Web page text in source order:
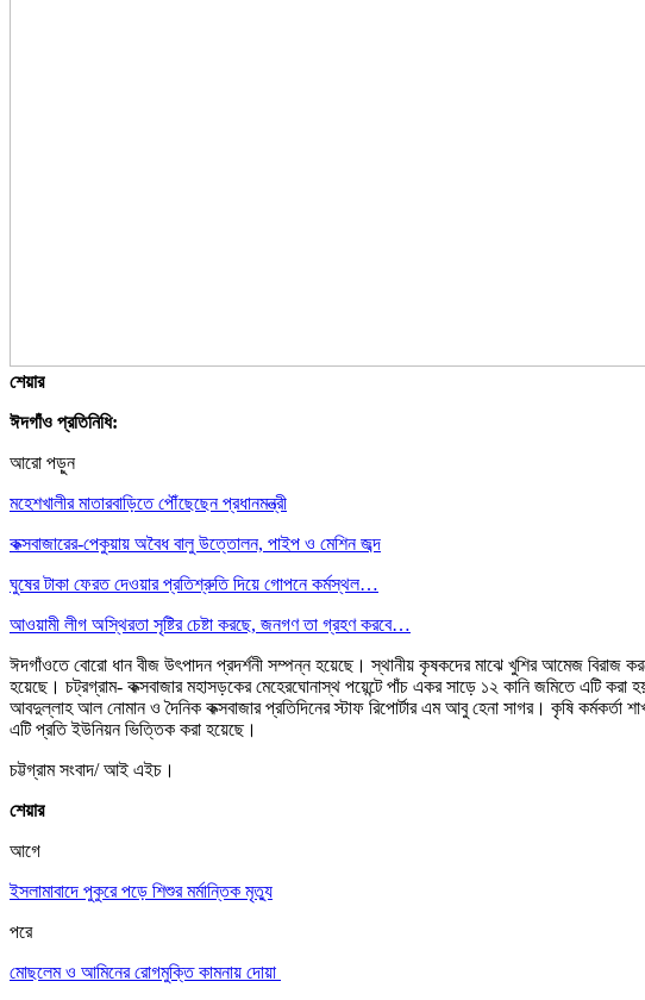
শেয়ার
ঈদগাঁও প্রতিনিধি:
আরো পড়ুন
মহেশখালীর মাতারবাড়িতে পৌঁছেছেন প্রধানমন্ত্রী
কক্সবাজারের-পেকুয়ায় অবৈধ বালু উত্তোলন, পাইপ ও মেশিন জব্দ
ঘুষের টাকা ফেরত দেওয়ার প্রতিশ্রুতি দিয়ে গোপনে কর্মস্থল…
আওয়ামী লীগ অস্থিরতা সৃষ্টির চেষ্টা করছে, জনগণ তা গ্রহণ করবে…
ঈদগাঁওতে বোরো ধান বীজ উৎপাদন প্রদর্শনী সম্পন্ন হয়েছে। স্থানীয় কৃষকদের মাঝে খুশির আমেজ বিরাজ
হয়েছে। চট্রগ্রাম- কক্সবাজার মহাসড়কের মেহেরঘোনাস্থ পয়েন্টে পাঁচ একর সাড়ে ১২ কানি জমিতে এটি
আবদুল্লাহ আল নোমান ও দৈনিক কক্সবাজার প্রতিদিনের স্টাফ রিপোর্টার এম আবু হেনা সাগর। কৃষি কর্মকর্তা
এটি প্রতি ইউনিয়ন ভিত্তিক করা হয়েছে।
চট্টগ্রাম সংবাদ/ আই এইচ।
শেয়ার
আগে
ইসলামাবাদে পুকুরে পড়ে শিশুর মর্মান্তিক মৃত্যু
পরে
মোছলেম ও আমিনের রোগমুক্তি কামনায় দোয়া